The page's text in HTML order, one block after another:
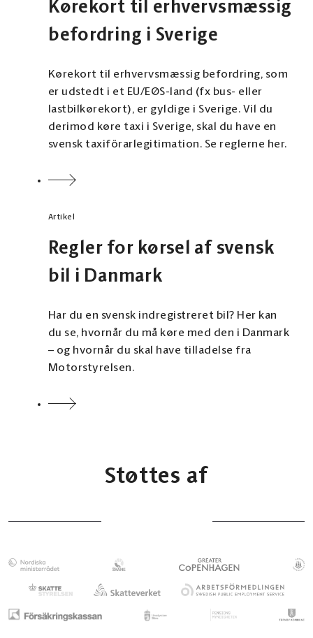
Kørekort til erhvervsmæssig
befordring i Sverige
Kørekort til erhvervsmæssig befordring, som
er udstedt i et EU/EØS-land (fx bus- eller
lastbilkørekort), er gyldige i Sverige. Vil du
derimod køre taxi i Sverige, skal du have en
svensk taxiförarlegitimation. Se reglerne her.
Artikel
Regler for kørsel af svensk
bil i Danmark
Har du en svensk indregistreret bil? Her kan
du se, hvornår du må køre med den i Danmark
– og hvornår du skal have tilladelse fra
Motorstyrelsen.
Støttes af